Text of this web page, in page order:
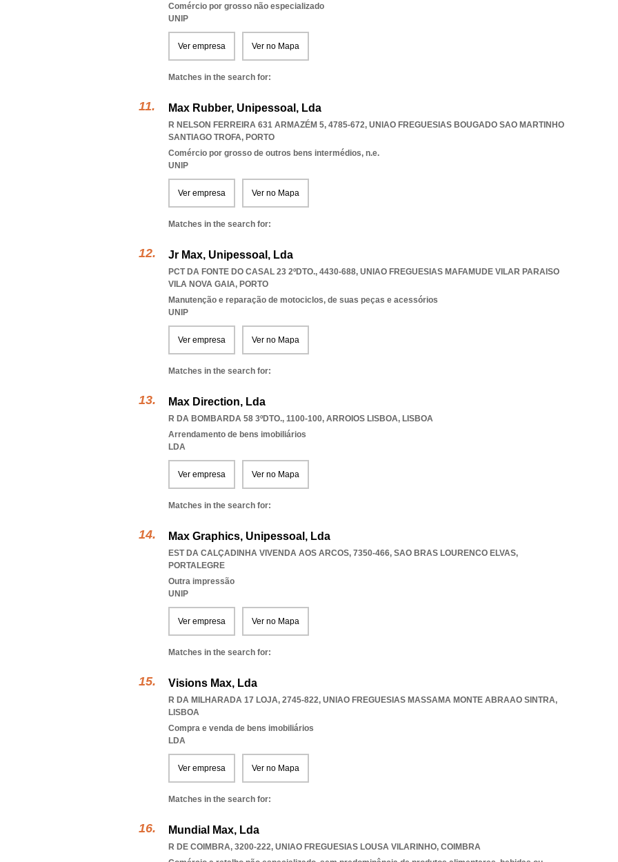
Comércio por grosso não especializado
UNIP
Ver empresa Ver no Mapa
Matches in the search for:
Max Rubber, Unipessoal, Lda
R NELSON FERREIRA 631 ARMAZÉM 5, 4785-672, UNIAO FREGUESIAS BOUGADO SAO MARTINHO
SANTIAGO TROFA, PORTO
Comércio por grosso de outros bens intermédios, n.e.
UNIP
Ver empresa Ver no Mapa
Matches in the search for:
Jr Max, Unipessoal, Lda
PCT DA FONTE DO CASAL 23 2ºDTO., 4430-688, UNIAO FREGUESIAS MAFAMUDE VILAR PARAISO
VILA NOVA GAIA, PORTO
Manutenção e reparação de motociclos, de suas peças e acessórios
UNIP
Ver empresa Ver no Mapa
Matches in the search for:
Max Direction, Lda
R DA BOMBARDA 58 3ºDTO., 1100-100, ARROIOS LISBOA, LISBOA
Arrendamento de bens imobiliários
LDA
Ver empresa Ver no Mapa
Matches in the search for:
Max Graphics, Unipessoal, Lda
EST DA CALÇADINHA VIVENDA AOS ARCOS, 7350-466, SAO BRAS LOURENCO ELVAS,
PORTALEGRE
Outra impressão
UNIP
Ver empresa Ver no Mapa
Matches in the search for:
Visions Max, Lda
R DA MILHARADA 17 LOJA, 2745-822, UNIAO FREGUESIAS MASSAMA MONTE ABRAAO SINTRA,
LISBOA
Compra e venda de bens imobiliários
LDA
Ver empresa Ver no Mapa
Matches in the search for:
Mundial Max, Lda
R DE COIMBRA, 3200-222, UNIAO FREGUESIAS LOUSA VILARINHO, COIMBRA